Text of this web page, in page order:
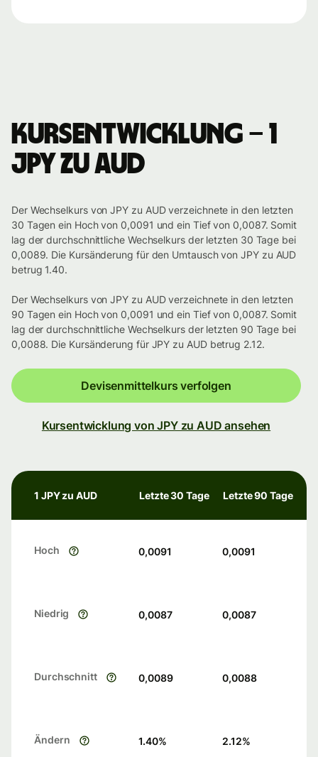
Kursentwicklung – 1
JPY zu AUD
Der Wechselkurs von JPY zu AUD verzeichnete in den letzten
30 Tagen ein Hoch von 0,0091 und ein Tief von 0,0087. Somit
lag der durchschnittliche Wechselkurs der letzten 30 Tage bei
0,0089. Die Kursänderung für den Umtausch von JPY zu AUD
betrug 1.40.
Der Wechselkurs von JPY zu AUD verzeichnete in den letzten
90 Tagen ein Hoch von 0,0091 und ein Tief von 0,0087. Somit
lag der durchschnittliche Wechselkurs der letzten 90 Tage bei
0,0088. Die Kursänderung für JPY zu AUD betrug 2.12.
Devisenmittelkurs verfolgen
Kursentwicklung von JPY zu AUD ansehen
1 JPY zu AUD Letzte 30 Tage Letzte 90 Tage
Hoch 0,0091 0,0091
Niedrig 0,0087 0,0087
Durchschnitt 0,0089 0,0088
Ändern 1.40% 2.12%